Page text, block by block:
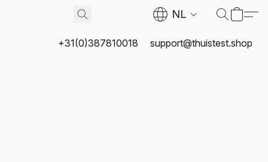
NL
+31(0)387810018 support@thuistest.shop